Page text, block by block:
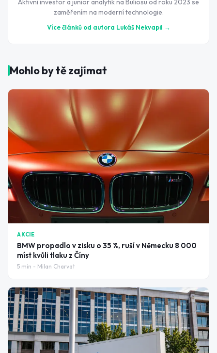
Aktivní investor a junior analytik na Buliosu od roku 2023 se
zaměřením na moderní technologie.
Více článků od autora Lukáš Nekvapil →
Mohlo by tě zajímat
AKCIE
BMW propadlo v zisku o 35 %, ruší v Německu 8 000
míst kvůli tlaku z Číny
5 min - Milan Charvat